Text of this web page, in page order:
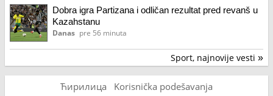
Dobra igra Partizana i odličan rezultat pred revanš u
Kazahstanu
Danas pre 56 minuta
Sport, najnovije vesti »
Ћирилица Korisnička podešavanja